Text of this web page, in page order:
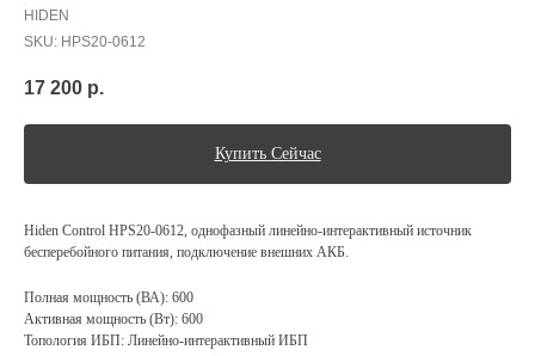
HIDEN
SKU: HPS20-0612
17 200 р.
Купить Сейчас
Hiden Control HPS20-0612, однофазный линейно-интерактивный источник
бесперебойного питания, подключение внешних АКБ.
Полная мощность (ВА): 600
Активная мощность (Вт): 600
Топология ИБП: Линейно-интерактивный ИБП